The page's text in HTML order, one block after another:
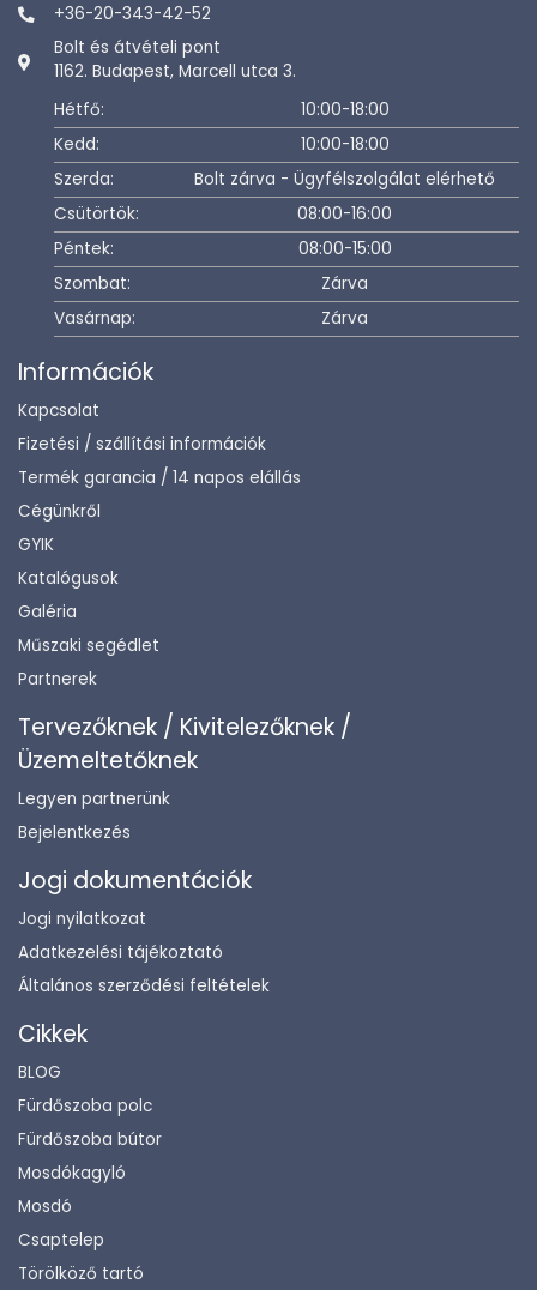
+36-20-343-42-52
Bolt és átvételi pont
1162. Budapest, Marcell utca 3.
Hétfő:
10:00-18:00
Kedd:
10:00-18:00
Szerda:
Bolt zárva - Ügyfélszolgálat elérhető
Csütörtök:
08:00-16:00
Péntek:
08:00-15:00
Szombat:
Zárva
Vasárnap:
Zárva
Információk
Kapcsolat
Fizetési / szállítási információk
Termék garancia / 14 napos elállás
Cégünkről
GYIK
Katalógusok
Galéria
Műszaki segédlet
Partnerek
Tervezőknek / Kivitelezőknek /
Üzemeltetőknek
Legyen partnerünk
Bejelentkezés
Jogi dokumentációk
Jogi nyilatkozat
Adatkezelési tájékoztató
Általános szerződési feltételek
Cikkek
BLOG
Fürdőszoba polc
Fürdőszoba bútor
Mosdókagyló
Mosdó
Csaptelep
Törölköző tartó